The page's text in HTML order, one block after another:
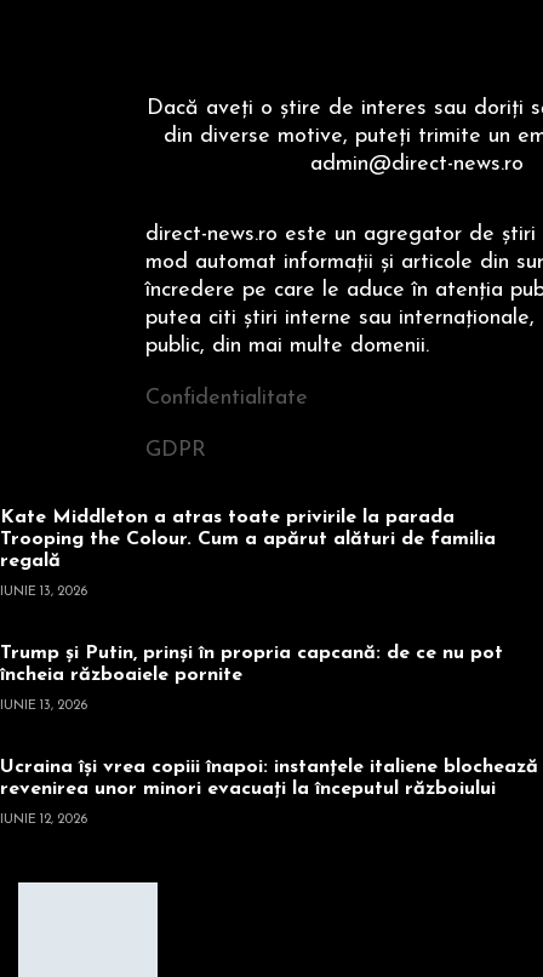
Dacă aveţi o ştire de interes sau doriţi
din diverse motive, puteţi trimite un
admin@direct-news.ro
direct-news.ro este un agregator de ştiri
mod automat informaţii şi articole din
încredere pe care le aduce în atenţia
putea citi ştiri interne sau internaţionale,
public, din mai multe domenii.
Confidentialitate
GDPR
Kate Middleton a atras toate privirile la parada
Trooping the Colour. Cum a apărut alături de familia
regală
IUNIE 13, 2026
Trump și Putin, prinși în propria capcană: de ce nu pot
încheia războaiele pornite
IUNIE 13, 2026
Ucraina își vrea copiii înapoi: instanțele italiene blochează
revenirea unor minori evacuați la începutul războiului
IUNIE 12, 2026